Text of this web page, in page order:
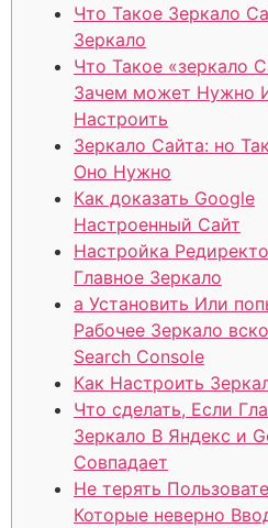
Что Такое Зеркало
Зеркало
Что Такое «зеркало
Зачем может Нужно
Настроить
Зеркало Сайта: но
Оно Нужно
Как доказать Google
Настроенный Сайт
Настройка
Главное Зеркало
а Установить Или
Рабочее Зеркало
Search Console
Как Настроить
Что сделать, Если
Зеркало В Яндекс и
Совпадает
Не терять
Которые неверно